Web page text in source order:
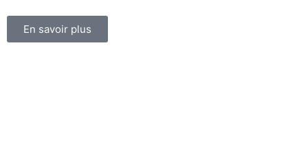
En savoir plus